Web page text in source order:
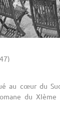
au cœur du
du